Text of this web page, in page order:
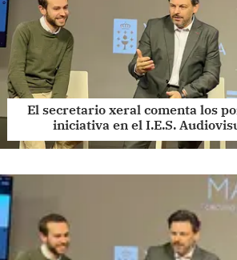
El secretario xeral comenta los
iniciativa en el I.E.S.